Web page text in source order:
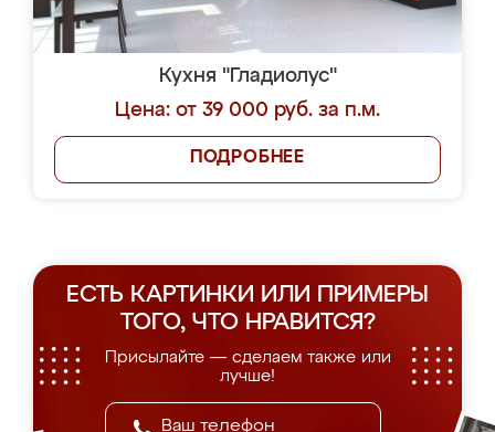
Кухня "Гладиолус"
Цена: от 39 000 руб. за п.м.
ПОДРОБНЕЕ
ЕСТЬ КАРТИНКИ ИЛИ ПРИМЕРЫ
ТОГО, ЧТО НРАВИТСЯ?
Присылайте — сделаем также или
лучше!